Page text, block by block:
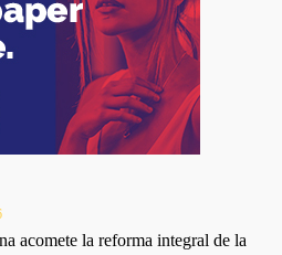
acomete la reforma integral de la